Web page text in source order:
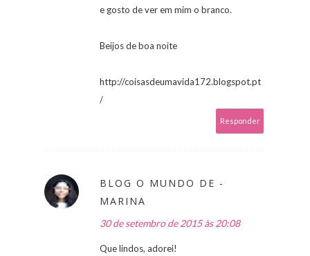
e gosto de ver em mim o branco.
Beijos de boa noite
http://coisasdeumavida172.blogspot.pt
/
Responder
BLOG O MUNDO DE -
MARINA
30 de setembro de 2015 às 20:08
Que lindos, adorei!